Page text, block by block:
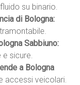
su binario.
di Bologna:
Sabbiuno:
e sicure.
a Bologna
accessi veicolari.